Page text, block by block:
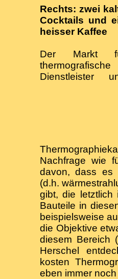
Rechts: zwei
Cocktails und
heisser Kaffee
Der Markt
thermografische
Dienstleister
Nachfrage wie
davon, dass es
(d.h.
gibt, die letztlich
Bauteile in
beispielsweise
die Objektive
diesem Bereich
Herschel
kosten
eben immer